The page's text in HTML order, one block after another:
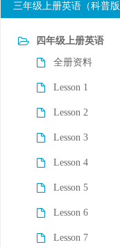
三年级上册英语（科普
四年级上册英语
全册资料
Lesson 1
Lesson 2
Lesson 3
Lesson 4
Lesson 5
Lesson 6
Lesson 7